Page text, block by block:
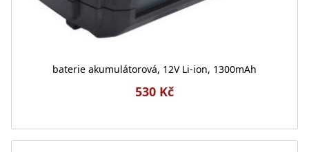
baterie akumulátorová, 12V Li-ion, 1300mAh
530 Kč